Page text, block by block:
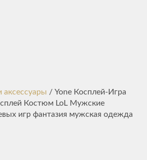
/ Yone Косплей-Игра
Костюм LoL Мужские
игр фантазия мужская одежда